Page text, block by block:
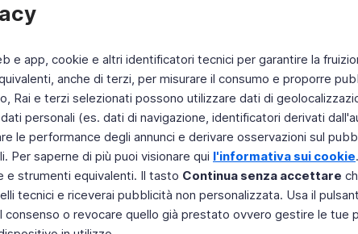
e app, cookie e altri identificatori tecnici per garantire la
anche di terzi, per misurare il consumo e proporre
Rai e terzi selezionati possono utilizzare dati di
personali (es. dati di navigazione, identificatori derivati
le performance degli annunci e derivare osservazioni sul
Per saperne di più puoi visionare qui l'informativa sui cookie.
e strumenti equivalenti. Il tasto Continua senza accettare
tecnici e riceverai pubblicità non personalizzata. Usa il
o revocare quello già prestato ovvero gestire le tue
Fai di Televideo la tua Home Page Chi Siamo
Copyright © 2011 Rai - Tutti i diritti riservati
Engineered by RAI - Reti e Piattaforme